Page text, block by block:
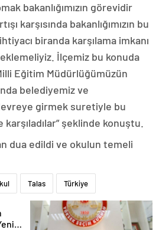
bakanlığımızın görevidir
karşısında bakanlığımızın bu
biranda karşılama imkanı
İlçemiz bu konuda
Eğitim Müdürlüğümüzün
belediyemiz ve
girmek suretiyle bu
karşıladılar” şeklinde konuştu.
dua edildi ve okulun temeli
Talas Türkiye